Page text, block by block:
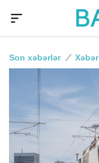
Son xəbərlər Xəbər